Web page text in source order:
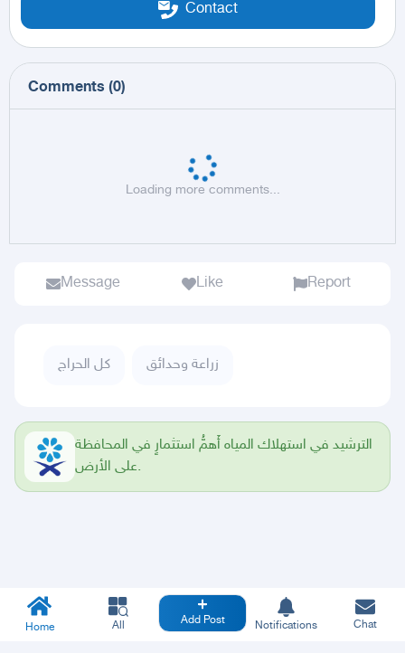
Contact
Comments (0)
Loading more comments...
Message Like Report
كل الحراج زراعة وحدائق
الترشيد في استهلاك المياه أَهمُّ استثمارٍ في المحافظة
على الأرض.
Home All Add Post Notifications Chat